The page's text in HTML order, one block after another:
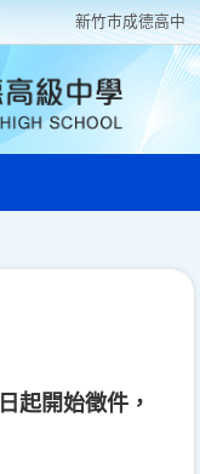
新竹巿成德高中
起開始徵件，